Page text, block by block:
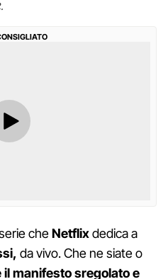
cheNetflixdedica a
da vivo. Che ne siate o
il manifesto sregolato e